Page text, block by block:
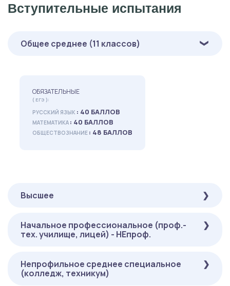
Вступительные испытания
Общее среднее (11 классов)
ОБЯЗАТЕЛЬНЫЕ
( ЕГЭ ):
РУССКИЙ ЯЗЫК : 40 БАЛЛОВ
МАТЕМАТИКА : 40 БАЛЛОВ
ОБЩЕСТВОЗНАНИЕ : 48 БАЛЛОВ
Высшее
ОБЯЗАТЕЛЬНЫЕ
( ОНЛАЙН-ТЕСТИРОВАНИЕ ):
АЛГЕБРА И НАЧАЛА МАТЕМАТИЧЕСКОГО АНАЛИЗА: 40 БАЛЛОВ
Начальное профессиональное (проф.-
тех. училище, лицей) - НЕпроф.
ОБЯЗАТЕЛЬНЫЕ
( ОНЛАЙН-ТЕСТИРОВАНИЕ ):
Непрофильное среднее специальное
(колледж, техникум)